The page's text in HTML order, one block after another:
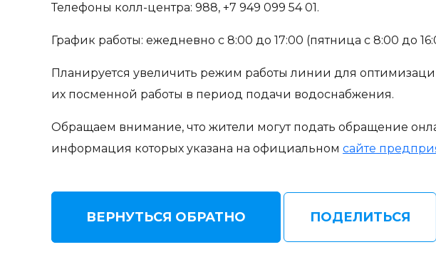
Телефоны колл-центра: 988, +7 949 099 54 01.
График работы: ежедневно с 8:00 до 17:00 (пятница с 8:00 до
Планируется увеличить режим работы линии для
их посменной работы в период подачи водоснабжения.
Обращаем внимание, что жители могут подать обращение
информация которых указана на официальном сайте
ВЕРНУТЬСЯ ОБРАТНО ПОДЕЛИТЬСЯ